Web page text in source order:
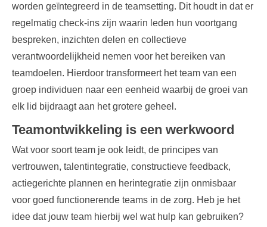
worden geïntegreerd in de teamsetting. Dit houdt in dat er
regelmatig check-ins zijn waarin leden hun voortgang
bespreken, inzichten delen en collectieve
verantwoordelijkheid nemen voor het bereiken van
teamdoelen. Hierdoor transformeert het team van een
groep individuen naar een eenheid waarbij de groei van
elk lid bijdraagt aan het grotere geheel.
Teamontwikkeling is een werkwoord
Wat voor soort team je ook leidt, de principes van
vertrouwen, talentintegratie, constructieve feedback,
actiegerichte plannen en herintegratie zijn onmisbaar
voor goed functionerende teams in de zorg. Heb je het
idee dat jouw team hierbij wel wat hulp kan gebruiken?